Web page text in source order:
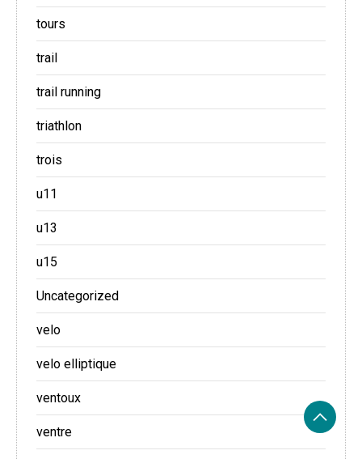
tours
trail
trail running
triathlon
trois
u11
u13
u15
Uncategorized
velo
velo elliptique
ventoux
ventre